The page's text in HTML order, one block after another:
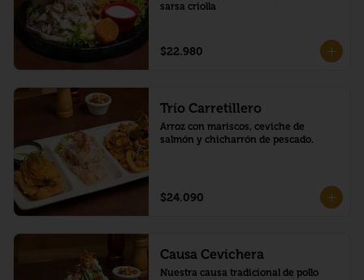
sarsa criolla
$22.980
Trío Carretillero
Arroz con mariscos, ceviche de
salmón y chicharrón de pescado.
$24.090
Causa Cevichera
Nuestra causa tradicional de pollo